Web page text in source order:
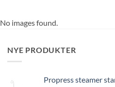
No images found.
NYE PRODUKTER
Propress steamer